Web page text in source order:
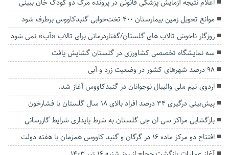
اعلام نتیجه آزمایش پزشکی قانونی در پرونده مرگ دو کودک خان ببینی
موانع تحویل زمین بیمارستان ۴۰۰ تخت‌خوابی گنبدکاووس برطرف شود
روزگار ناخوش تالاب های گلستان/گفتاردرمانی برای تالاب «آب» نمی شود
سه نمایشگاه تخصصی کشاورزی در گلستان گشایش یافت
۹۸ درصد شهرهای کشور در وضعیت زرد و آبی
اردوی تیم ملی والیبال نوجوانان در گنبدکاووس آغاز شد.
پیش‌بینی درگیری ۳۴ درصد افراد بالای ۱۸ سال گلستان با فشارخون
بازگشایی مراکز سی ان جی گلستان به شرط پایداری شرایط گازرسانی
افتتاح دو مرکز ماده ۱۶ در گرگان و گنبد کاووس همزمان با هفته دولت